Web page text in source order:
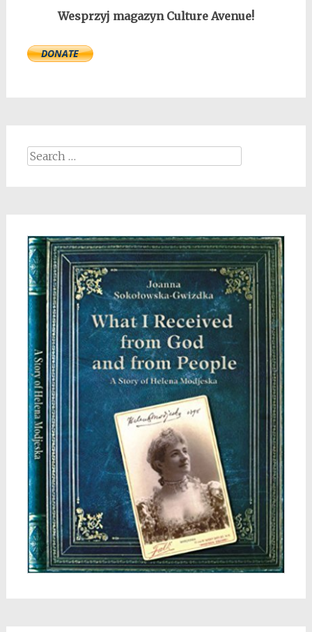
Wesprzyj magazyn Culture Avenue!
Search